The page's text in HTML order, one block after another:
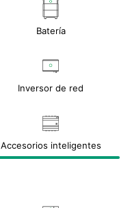
Batería
Inversor de red
Accesorios inteligentes